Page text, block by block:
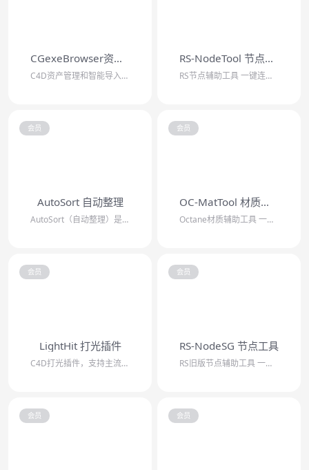
CGexeBrowser资产管理插件
C4D资产管理和智能导入插件，支持各种网盘挂载文件，自动裁剪贴图尺寸，智能筛选L...
RS-NodeTool 节点工具
RS节点辅助工具 一键连接PBR贴图/批量添加混合图层/一键处理重复贴图/自动插...
会员
AutoSort 自动整理
AutoSort（自动整理）是C4D的场景整理插件，可以一键整理所选对象，自动归...
会员
OC-MatTool 材质工具
Octane材质辅助工具 一键连接PBR贴图/批量添加chaos节点/一键处理重...
会员
LightHit 打光插件
C4D打光插件，支持主流渲染器，参考了KeyShot的操作方式，可以快速便捷地控...
会员
RS-NodeSG 节点工具
RS旧版节点辅助工具 一键连接PBR贴图/批量添加混合图层/一键处理重复贴图/自...
会员 会员